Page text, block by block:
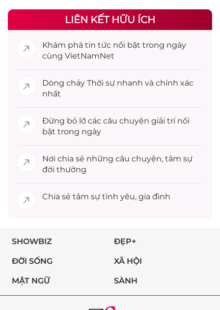
LIÊN KẾT HỮU ÍCH
Khám phá tin tức nổi bật trong ngày
cùng VietNamNet
Dòng chảy Thời sự nhanh và chính xác
nhất
Đừng bỏ lỡ các câu chuyện giải trínổi
bật trong ngày
Nơi chia sẻ những câu chuyện, tâm sự
đời thường
Chia sẻ tâm sự tình yêu, gia đình
SHOWBIZ ĐẸP+
ĐỜI SỐNG XÃ HỘI
MẬT NGỮ SÀNH